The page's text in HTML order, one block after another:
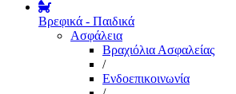
Βρεφικά - Παιδικά
Ασφάλεια
Βραχιόλια Ασφαλείας
/
Ενδοεπικοινωνία